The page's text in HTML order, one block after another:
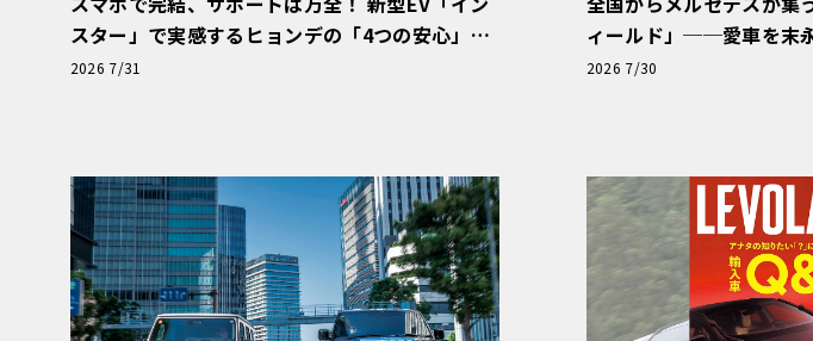
スター」で実感するヒョンデの「4つの安心」
【第1回・ヒョンデ6つの疑問：Why? Hyunda
2026 7/31
ィールド」──愛車を末
と、プロがフックス製オ
2026 7/30